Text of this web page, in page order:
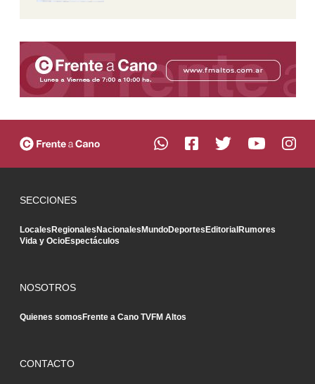
SECCIONES
LocalesRegionalesNacionalesMundoDeportesEditorialRumores
Vida y OcioEspectáculos
NOSOTROS
Quienes somosFrente a Cano TVFM Altos
CONTACTO